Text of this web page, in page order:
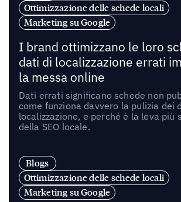
Ottimizzazione delle schede locali
Marketing su Google
I brand ottimizzano le loro
dati di localizzazione errati
la messa online
Dati errati significano schede non
come funziona davvero la pulizia dei
localizzazione, e perché è la leva più
della SEO locale.
Blogs
Ottimizzazione delle schede locali
Marketing su Google